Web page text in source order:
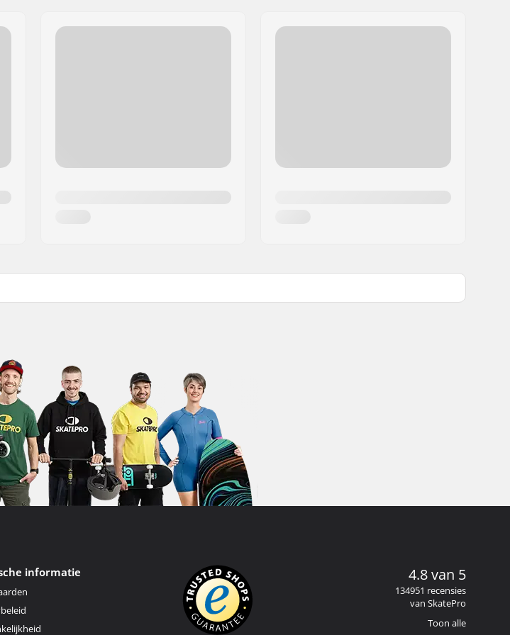
informatie 4.8 van 5
134951 recensies
van SkatePro
Toon alle